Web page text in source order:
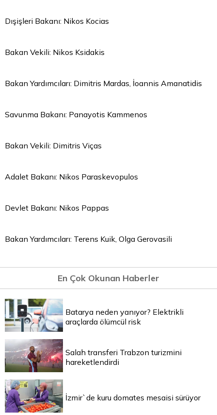
Dışişleri Bakanı: Nikos Kocias
Bakan Vekili: Nikos Ksidakis
Bakan Yardımcıları: Dimitris Mardas, İoannis Amanatidis
Savunma Bakanı: Panayotis Kammenos
Bakan Vekili: Dimitris Viças
Adalet Bakanı: Nikos Paraskevopulos
Devlet Bakanı: Nikos Pappas
Bakan Yardımcıları: Terens Kuik, Olga Gerovasili
En Çok Okunan Haberler
Batarya neden yanıyor? Elektrikli
araçlarda ölümcül risk
Salah transferi Trabzon turizmini
hareketlendirdi
İzmir`de kuru domates mesaisi sürüyor